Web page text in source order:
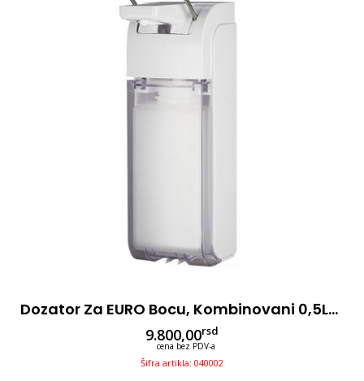
Dozator Za EURO Bocu, Kombinovani 0,5L/1L, Sa Mehanizmom Na Lakat
9.800,00rsd
cena bez PDV-a
Šifra artikla: 040002